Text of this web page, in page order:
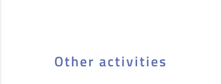
Other activities